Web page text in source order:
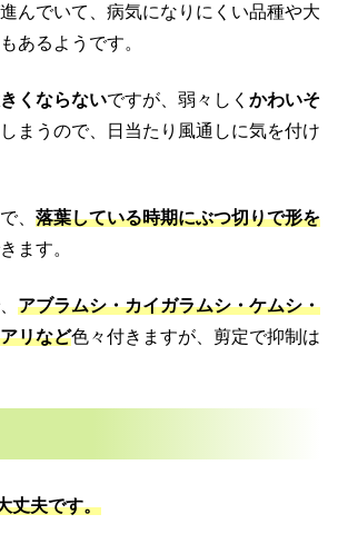
んでいて、病気になりにくい品種や大
あるようです。
くならないですが、弱々しく かわいそ
まうので、日当たり風通しに気を付け
、 落葉している時期にぶつ切りで形を
ます。
アブラムシ・カイガラムシ・ケムシ・
リなど色々付きますが、剪定で抑制は
丈夫です。